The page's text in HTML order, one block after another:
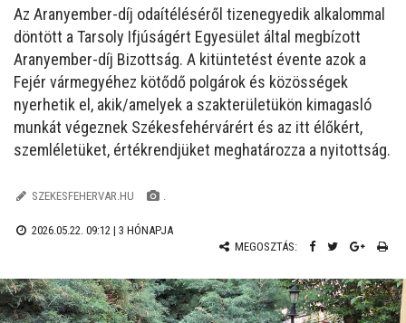
Az Aranyember-díj odaítéléséről tizenegyedik alkalommal
döntött a Tarsoly Ifjúságért Egyesület által megbízott
Aranyember-díj Bizottság. A kitüntetést évente azok a
Fejér vármegyéhez kötődő polgárok és közösségek
nyerhetik el, akik/amelyek a szakterületükön kimagasló
munkát végeznek Székesfehérvárért és az itt élőkért,
szemléletüket, értékrendjüket meghatározza a nyitottság.
SZEKESFEHERVAR.HU .
2026.05.22. 09:12 | 3 HÓNAPJA
MEGOSZTÁS: